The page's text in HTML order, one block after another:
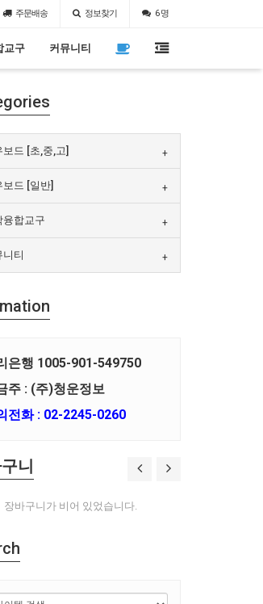
주문배송 정보찾기 6 명
교구 커뮤니티
보드 [초,중,고]
보드 [일반]
융합교구
니티
은행 1005-901-549750
주 : (주)청운정보
전화 : 02-2245-0260
니
장바구니가 비어 있었습니다.